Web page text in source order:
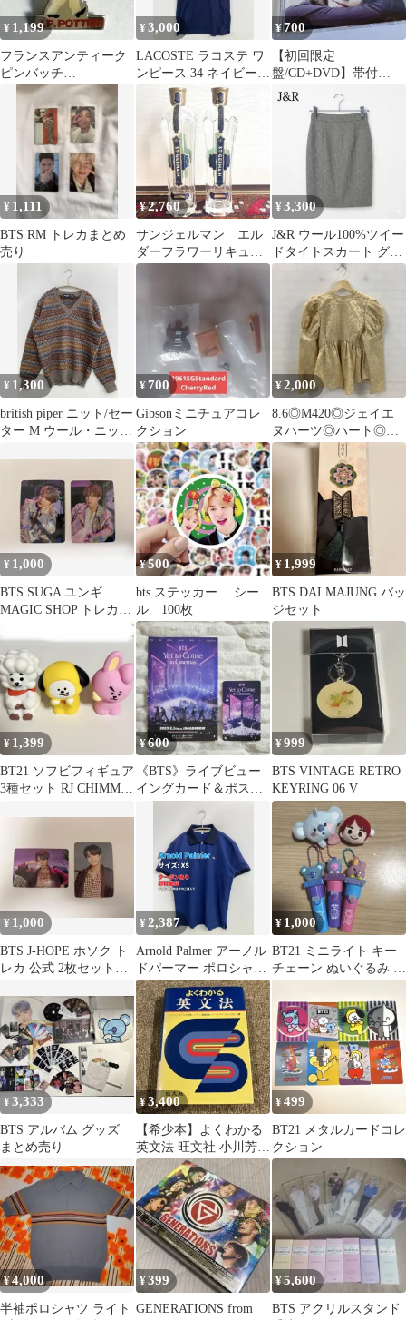
¥ 1,199
フランスアンティーク
ピンバッチ
J.P.POTTIER 有名ショ
コラパティシエ
¥3,000
LACOSTE ラコステ ワ
ンピース 34 ネイビー
コットン ワンポイント
ブランドロゴ 半袖 ミモ
レ・半端丈 レディース
¥700
【初回限定
盤/CD+DVD】帯付
Fayray HOURGLASS ア
ワーグラス
¥ 1,111
BTS RM トレカまとめ
売り
¥2,760
サンジェルマン エル
ダーフラワーリキュー
ル 空き瓶 St-germain
¥3,300
J&R ウール100%ツイー
ドタイトスカート グレ
ー S日本製 フロントス
¥ 1,300
british piper ニット/セー
ター M ウール・ニット
¥ 700
Gibsonミニチュアコレ
クション
¥2,000
8.6◎M420◎ジェイエ
ヌハーツ◎ハート◎ク
リーム◎パフスリーブ
¥ 1,000
BTS SUGA ユンギ
MAGIC SHOP トレカ公
¥500
bts ステッカー シー
ル 100枚
¥ 1,999
BTS DALMAJUNG バッ
ジセット
¥ 1,399
BT21 ソフビフィギュア
3種セット RJ CHIMMY
¥600
《BTS》ライブビュー
イングカード＆ポスト
¥999
BTS VINTAGE RETRO
KEYRING 06 V
¥ 1,000
BTS J-HOPE ホソク ト
レカ 公式 2枚セット
¥ 2,387
Arnold Palmer アーノル
ドパーマー ポロシャツ
XS ブルー 無地 ワンポ
イント 半袖 レディース
¥ 1,000
BT21 ミニライト キー
チェーン ぬいぐるみ マ
スコット ピンバッジセ
ット
¥3,333
BTS アルバム グッズ
まとめ売り
¥3,400
【希少本】よくわかる
英文法 旺文社 小川芳男
赤尾好夫 J.B.ハリス
¥499
BT21 メタルカードコレ
クション
¥4,000
半袖ポロシャツ ライト
¥399
GENERATIONS from
¥5,600
BTS アクリルスタンド